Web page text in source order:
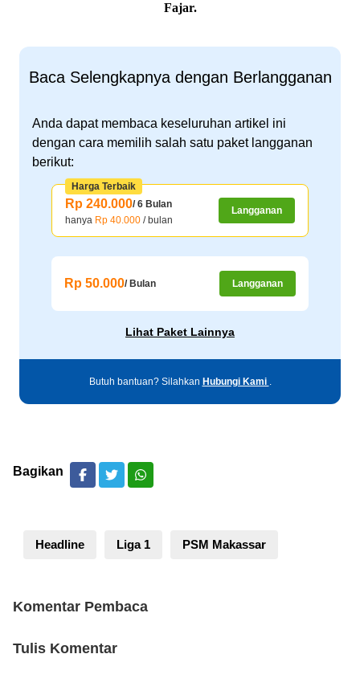
Fajar.
Baca Selengkapnya dengan Berlangganan
Anda dapat membaca keseluruhan artikel ini
dengan cara memilih salah satu paket langganan
berikut:
Rp 240.000/ 6 Bulan
hanya Rp 40.000 / bulan
Langganan
Harga Terbaik
Rp 50.000/ Bulan Langganan
Lihat Paket Lainnya
Butuh bantuan? Silahkan Hubungi Kami .
Bagikan
Headline Liga 1 PSM Makassar
Komentar Pembaca
Tulis Komentar